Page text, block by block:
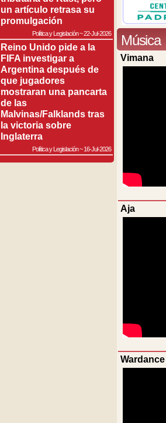
un artículo retrasa su
promulgación
Política y Legislación~22-Jul-2026
Reino Unido pide a la
FIFA investigar a
Argentina después de
que jugadores
mostraran una pancarta
de las
Malvinas/Falklands tras
la victoria sobre
Inglaterra
Política y Legislación~16-Jul-2026
Música
Vimana
Aja
Wardance